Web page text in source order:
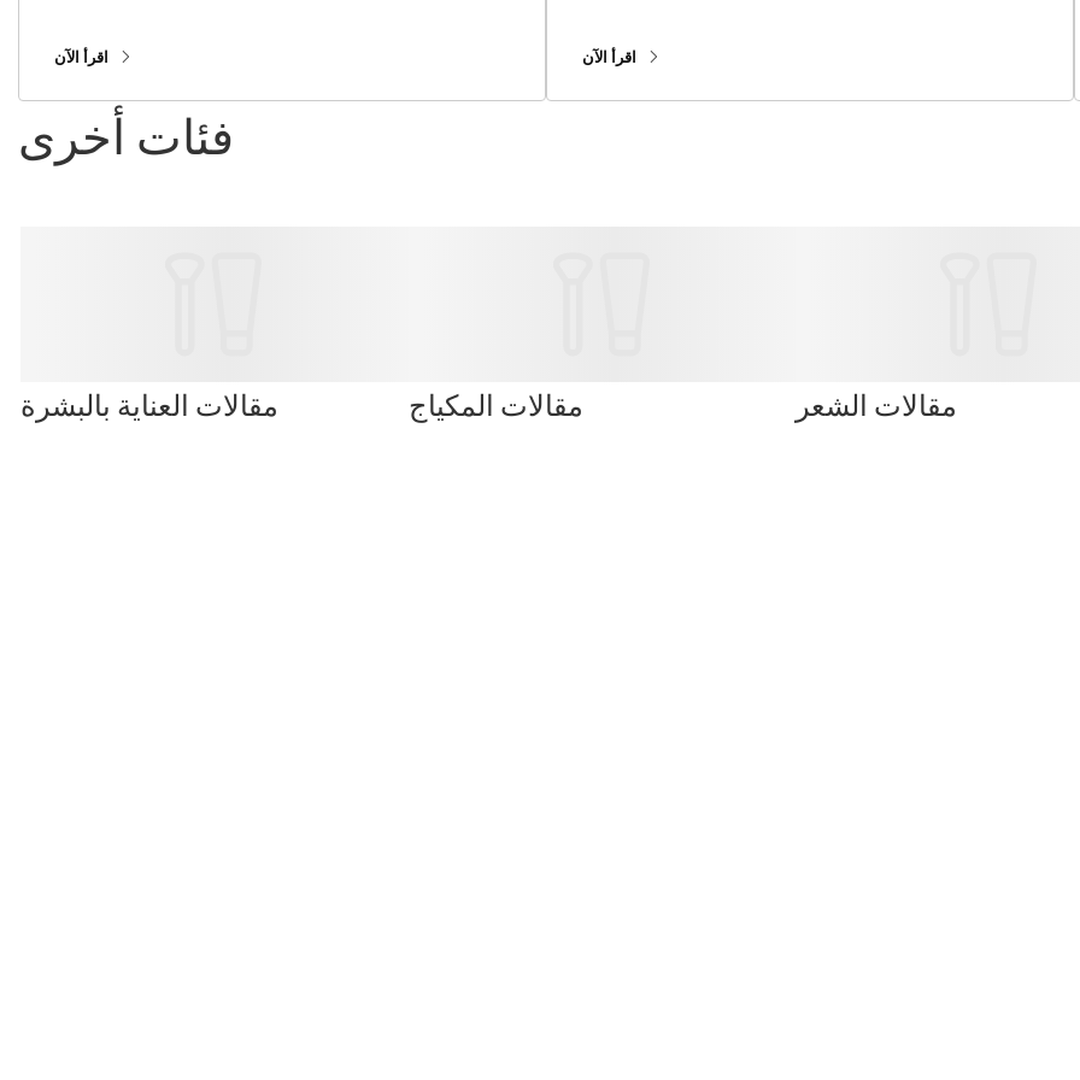
اقرأ الآن اقرأ الآن
فئات أخرى
مقالات العناية بالبشرة مقالات المكياج مقالات الشعر